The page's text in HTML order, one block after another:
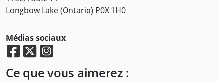
Longbow Lake (Ontario) P0X 1H0
Médias sociaux
Ce que vous aimerez :